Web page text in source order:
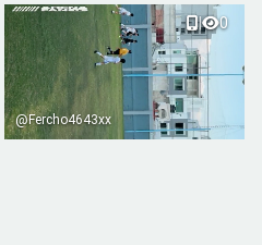
| 0
@Fercho4643xx